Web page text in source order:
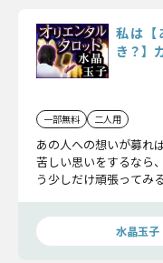
私は【
き？】
一部無料 二人用
あの人への想いが募れ
苦しい思いをするなら
う少しだけ頑張って
水晶玉子